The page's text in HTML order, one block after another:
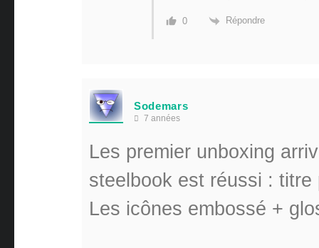
0 Répondre
Sodemars
7 années
Les premier unboxing
steelbook est réussi : titre
Les icônes embossé +